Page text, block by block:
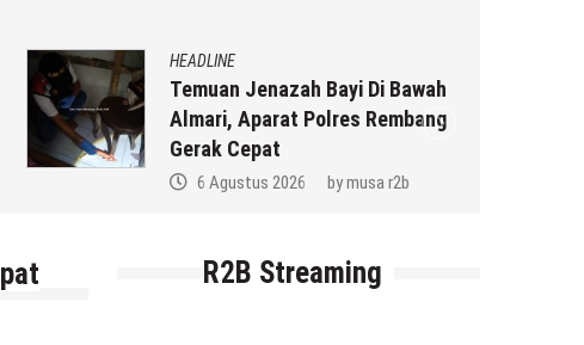
HEADLINE
Temuan Jenazah Bayi Di Bawah
Almari, Aparat Polres Rembang
Gerak Cepat
6 Agustus 2026 bymusa r2b
R2B Streaming